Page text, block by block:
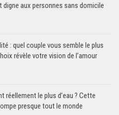
aux personnes sans domicile
: quel couple vous semble le plus
révèle votre vision de l’amour
réellement le plus d’eau ? Cette
presque tout le monde